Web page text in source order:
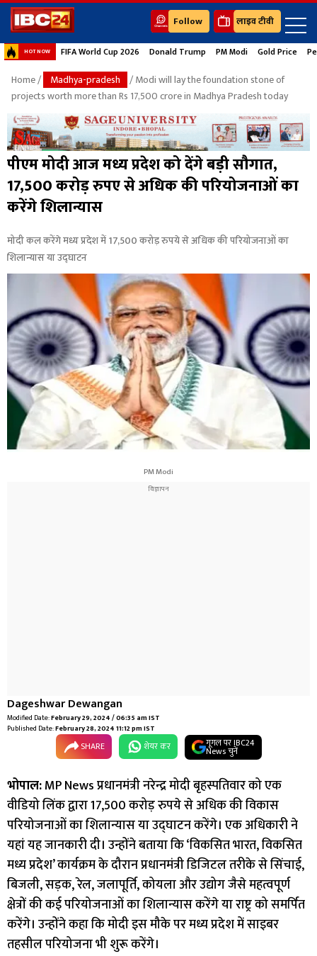
Follow लाइव टीवी
HOT NOW FIFA World Cup 2026 Donald Trump PM Modi Gold Price
Home/ Madhya-pradesh
/ Modi will lay the foundation stone of
projects worth more than Rs 17,500 crore in Madhya Pradesh today
पीएम मोदी आज मध्य प्रदेश को देंगे बड़ी सौगात,
17,500 करोड़ रुपए से अधिक की परियोजनाओं का
करेंगे शिलान्यास
मोदी कल करेंगे मध्य प्रदेश में 17,500 करोड़ रुपये से अधिक की परियोजनाओं का
शिलान्यास या उद्घाटन
PM Modi
Dageshwar Dewangan
Modified Date:February 29, 2024 / 06:35 am IST
Published Date:February 28, 2024 11:12 pm IST
SHARE शेयर कर गूगल पर IBC24
News चुनें
भोपाल:MP News प्रधानमंत्री नरेन्द्र मोदी बृहस्पतिवार को एक
वीडियो लिंक द्वारा 17,500 करोड़ रुपये से अधिक की विकास
परियोजनाओं का शिलान्यास या उद्घाटन करेंगे। एक अधिकारी ने
यहां यह जानकारी दी। उन्होंने बताया कि ‘विकसित भारत, विकसित
मध्य प्रदेश’ कार्यक्रम के दौरान प्रधानमंत्री डिजिटल तरीके से सिंचाई,
बिजली, सड़क, रेल, जलापूर्ति, कोयला और उद्योग जैसे महत्वपूर्ण
क्षेत्रों की कई परियोजनाओं का शिलान्यास करेंगे या राष्ट्र को समर्पित
करेंगे। उन्होंने कहा कि मोदी इस मौके पर मध्य प्रदेश में साइबर
तहसील परियोजना भी शुरू करेंगे।